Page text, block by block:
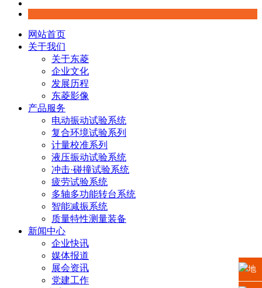
网站首页
关于我们
关于东菱
企业文化
发展历程
东菱影像
产品服务
电动振动试验系统
复合环境试验系列
计量校准系列
液压振动试验系统
冲击·碰撞试验系统
疲劳试验系统
多轴多功能转台系统
智能减振系统
质量特性测量装备
新闻中心
企业快讯
媒体报道
展会资讯
党建工作
地